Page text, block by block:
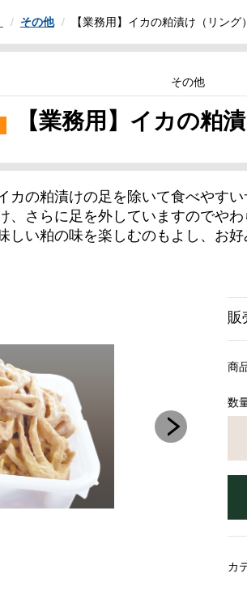
その他 【業務用】イカの粕漬け（リング
その他
【業務用】イカの粕
カの粕漬けの足を除いて食べやす
、さらに足を外していますのでやわ
しい粕の味を楽しむのもよし、お
販
商
数
カ